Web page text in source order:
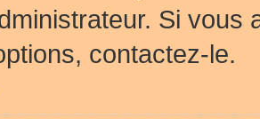
Si vous
contactez-le.